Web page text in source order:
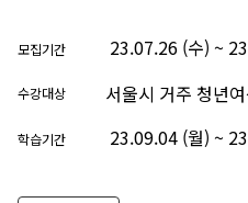
모집기간 23.07.26 (수) ~
수강대상 서울시 거주 청년
학습기간 23.09.04 (월) ~